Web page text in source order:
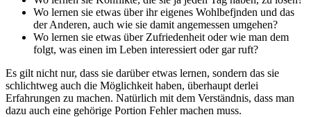
Wo lernen sie etwas über ihr eigenes Wohlbefjnden und das
der Anderen, auch wie sie damit angemessen umgehen?
Wo lernen sie etwas über Zufriedenheit oder wie man dem
folgt, was einen im Leben interessiert oder gar ruft?
Es gilt nicht nur, dass sie darüber etwas lernen, sondern das sie
schlichtweg auch die Möglichkeit haben, überhaupt derlei
Erfahrungen zu machen. Natürlich mit dem Verständnis, dass man
dazu auch eine gehörige Portion Fehler machen muss.